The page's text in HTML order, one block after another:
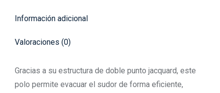
Información adicional
Valoraciones (0)
Gracias a su estructura de doble punto jacquard, este
polo permite evacuar el sudor de forma eficiente,